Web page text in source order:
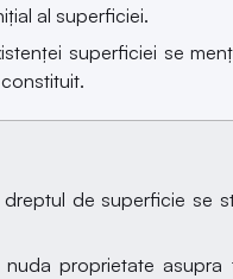
al superficiei.
superficiei se
de superficie se
proprietate asupra